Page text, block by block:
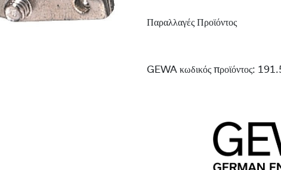
Παραλλαγές Προϊόντος
GEWA κωδικός προϊόντος: